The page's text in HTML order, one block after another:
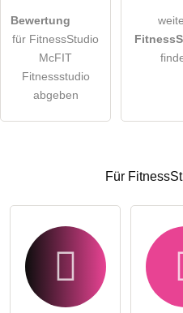
DieDatenschutzerklärunghabe
öffentliche Frage stellen
FitnessStudio-Eintrag zu
Bewertung
für FitnessStudio
McFIT
Fitnessstudio
abgeben
Für